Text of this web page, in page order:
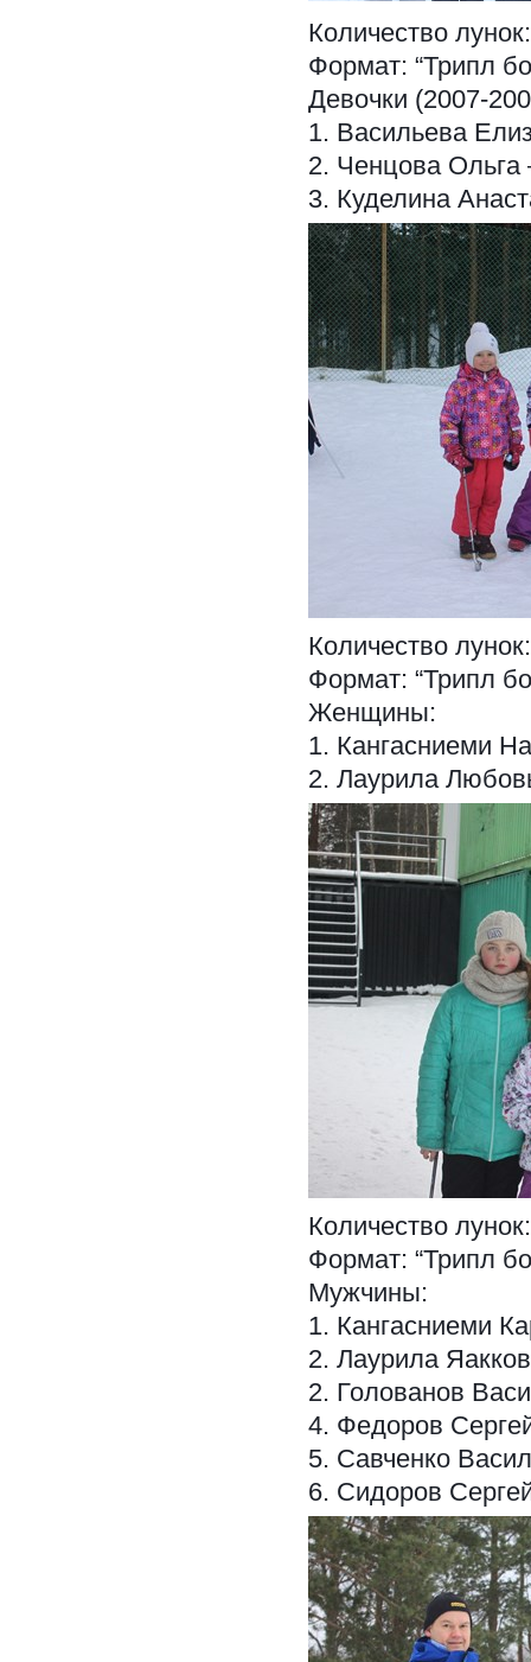
Количество
Формат: “Трипл
Девочки (2007-
1. Васильева
2. Ченцова Ольга
3. Куделина
Количество
Формат: “Трипл
Женщины:
1. Кангасниеми
2. Лаурила
Количество
Формат: “Трипл
Мужчины:
1. Кангасниеми
2. Лаурила
2. Голованов
4. Федоров
5. Савченко
6. Сидоров